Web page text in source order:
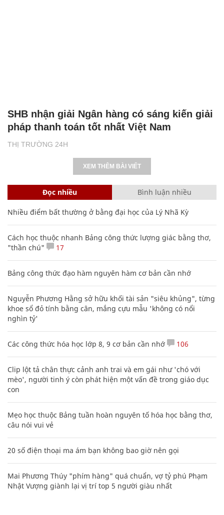
THỊ TRƯỜNG 24H
SHB nhận giải Ngân hàng có sáng kiến giải
pháp thanh toán tốt nhất Việt Nam
XEM THÊM BÀI VIẾT
Đọc nhiều Bình luận nhiều
Nhiều điểm bất thường ở bằng đại học của Lý Nhã Kỳ
Cách học thuộc nhanh Bảng công thức lượng giác bằng thơ,
"thần chú"
17
Bảng công thức đạo hàm nguyên hàm cơ bản cần nhớ
Nguyễn Phương Hằng sở hữu khối tài sản "siêu khủng", từng
khoe sổ đỏ tính bằng cân, mắng cựu mẫu 'không có nổi
nghìn tỷ'
Các công thức hóa học lớp 8, 9 cơ bản cần nhớ 106
Clip lột tả chân thực cảnh anh trai và em gái như 'chó với
mèo', người tinh ý còn phát hiện một vấn đề trong giáo dục
con
Mẹo học thuộc Bảng tuần hoàn nguyên tố hóa học bằng thơ,
câu nói vui vẻ
20 số điện thoại ma ám bạn không bao giờ nên gọi
Mai Phương Thúy "phím hàng" quá chuẩn, vợ tỷ phú Phạm
Nhật Vượng giành lại vị trí top 5 người giàu nhất